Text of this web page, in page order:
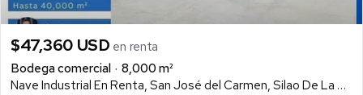
$47,360 USD en renta
Bodega comercial
8,000 m²
Nave Industrial En Renta, San José del Carmen, Silao De La Victoria